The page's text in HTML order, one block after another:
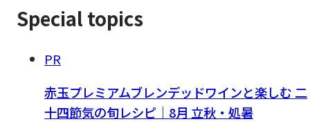
Special topics
PR
赤玉プレミアムブレンデッドワインと楽しむ 二
十四節気の旬レシピ｜8月 立秋・処暑